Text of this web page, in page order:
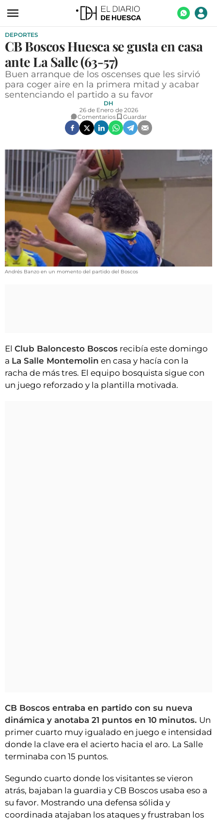
ACTUALIDAD
ECONOMÍA
TECNOLOGÍA
TURISMO
SOCIEDAD
OPINIÓN
GALERÍAS
VÍDEOS
CONTACTAR
FIESTAS EN EL ALTO ARAGÓN
FIESTAS DE SAN LORENZO
HORÓSCOPO
ESQUELAS
CLUB DEL AMIGO MILITANTE
DEPORTES
CB Boscos Huesca se gusta en casa
ante La Salle (63-57)
Buen arranque de los oscenses que les sirvió
para coger aire en la primera mitad y acabar
sentenciando el partido a su favor
DH
26 de Enero de 2026
Comentarios
Guardar
Andrés Banzo en un momento del partido del Boscos
El Club Baloncesto Boscos recibía este domingo
a La Salle Montemolin en casa y hacía con la
racha de más tres. El equipo bosquista sigue con
un juego reforzado y la plantilla motivada.
CB Boscos entraba en partido con su nueva
dinámica y anotaba 21 puntos en 10 minutos. Un
primer cuarto muy igualado en juego e intensidad
donde la clave era el acierto hacia el aro. La Salle
terminaba con 15 puntos.
Segundo cuarto donde los visitantes se vieron
atrás, bajaban la guardia y CB Boscos usaba eso a
su favor. Mostrando una defensa sólida y
coordinada atajaban los ataques y frustraban los